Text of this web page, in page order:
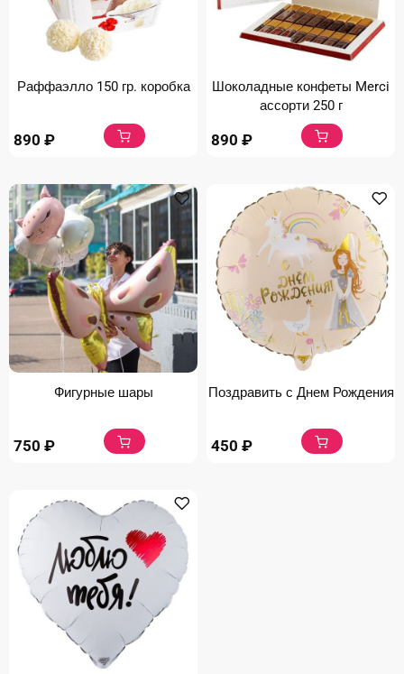
Раффаэлло 150 гр. коробка
890 ₽
Шоколадные конфеты Merci
ассорти 250 г
890 ₽
Фигурные шары
750 ₽
Поздравить с Днем Рождения
450 ₽